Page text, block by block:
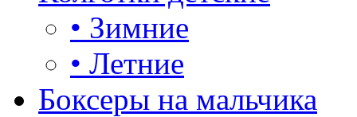
• Зимние
• Летние
Боксеры на мальчика